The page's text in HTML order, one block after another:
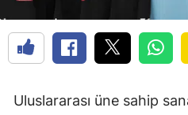
Uluslararası üne sahip